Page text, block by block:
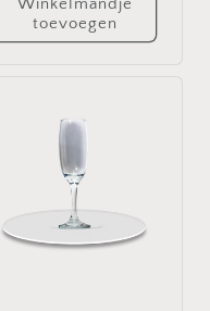
Winkelmandje
toevoegen